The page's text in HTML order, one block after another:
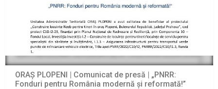
ORAŞ PLOPENI | Comunicat de presă | „PNRR:
Fonduri pentru România modernă și reformată!”